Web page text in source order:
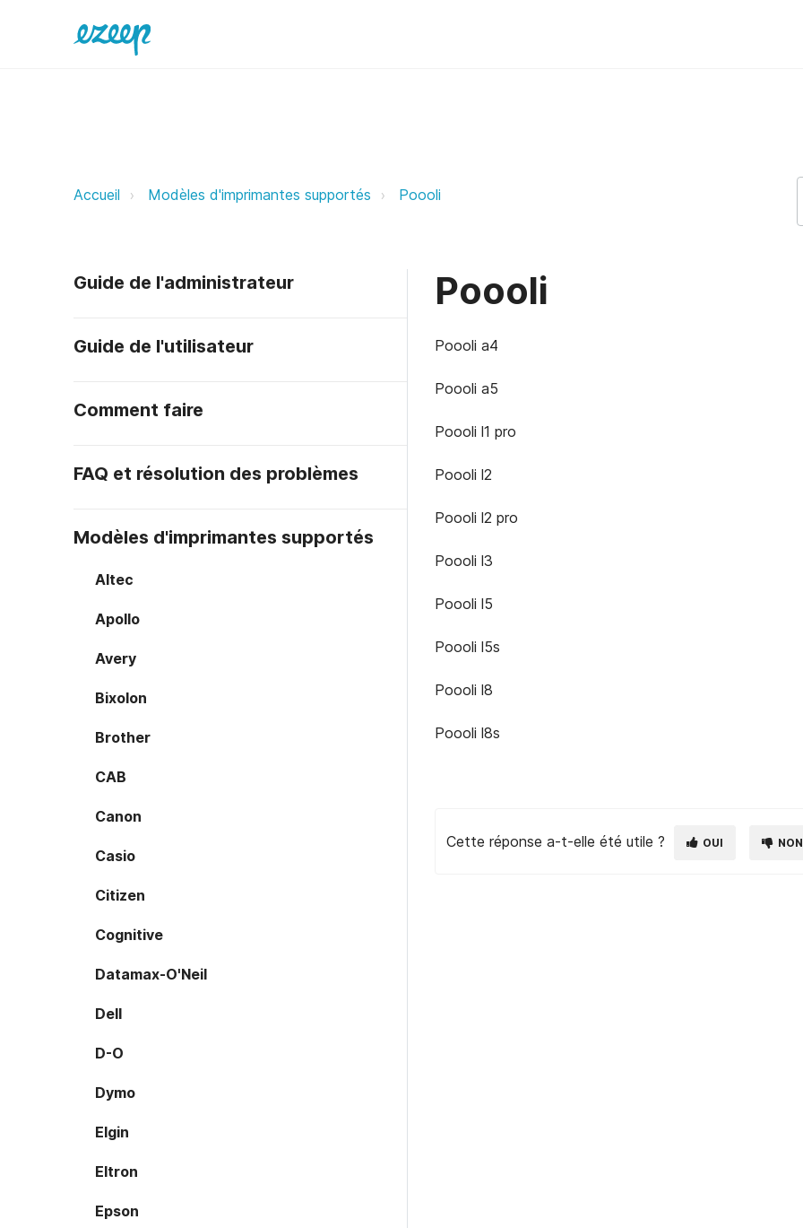
Poooli ezeep Support Support
Accueil Modèles d'imprimantes supportés Poooli
Guide de l'administrateur
Guide de l'utilisateur
Comment faire
FAQ et résolution des problèmes
Modèles d'imprimantes supportés
Altec
Apollo
Avery
Bixolon
Brother
CAB
Canon
Casio
Citizen
Cognitive
Datamax-O'Neil
Dell
D-O
Dymo
Elgin
Eltron
Epson
Poooli
Poooli a4
Poooli a5
Poooli l1 pro
Poooli l2
Poooli l2 pro
Poooli l3
Poooli l5
Poooli l5s
Poooli l8
Poooli l8s
Cette réponse a-t-elle été utile ? OUI NON